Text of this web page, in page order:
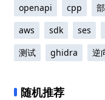
openapi
cpp
aws
sdk ses
测试
ghidra 逆
随机推荐